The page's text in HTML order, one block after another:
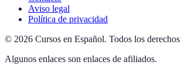
Aviso legal
Política de privacidad
© 2026 Cursos en Español. Todos los
Algunos enlaces son enlaces de afiliados.